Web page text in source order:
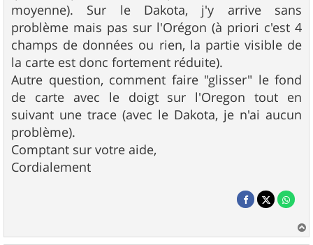
moyenne). Sur le Dakota, j'y arrive sans
problème mais pas sur l'Orégon (à priori c'est 4
champs de données ou rien, la partie visible de
la carte est donc fortement réduite).
Autre question, comment faire "glisser" le fond
de carte avec le doigt sur l'Oregon tout en
suivant une trace (avec le Dakota, je n'ai aucun
problème).
Comptant sur votre aide,
Cordialement
a